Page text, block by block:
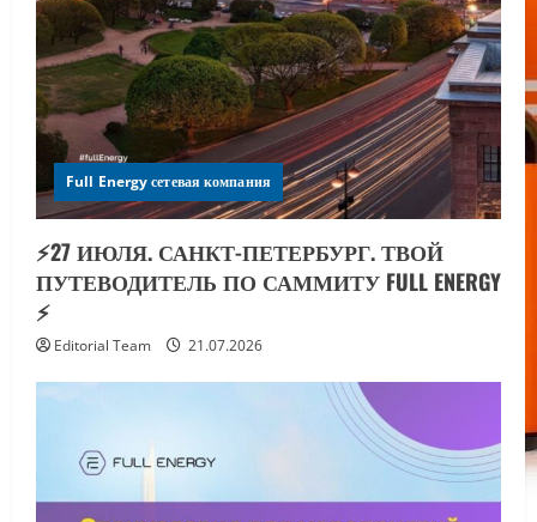
Full Energy сетевая компания
⚡️27 ИЮЛЯ. САНКТ-ПЕТЕРБУРГ. ТВОЙ
ПУТЕВОДИТЕЛЬ ПО САММИТУ FULL ENERGY
⚡️
Editorial Team 21.07.2026